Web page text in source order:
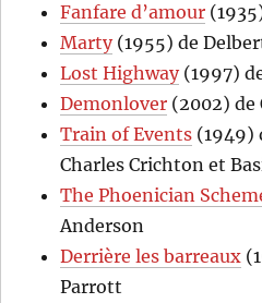
Fanfare d’amour
Marty(1955) de
Lost Highway(1997)
Demonlover (2002) de
Train of Events (1949)
Charles Crichton et
The Phoenician
Anderson
Derrière les barreaux
Parrott